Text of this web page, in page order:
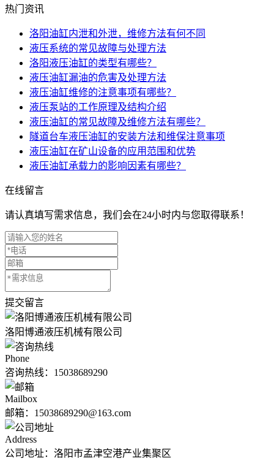
热门资讯
洛阳油缸内泄和外泄，维修方法有何不同
液压系统的常见故障与处理方法
洛阳液压油缸的类型有哪些？
液压油缸漏油的危害及处理方法
液压油缸维修的注意事项有哪些？
液压泵站的工作原理及结构介绍
液压油缸的常见故障及维修方法有哪些？
隧道台车液压油缸的安装方法和维保注意事项
液压油缸在矿山设备的应用范围和优势
液压油缸承载力的影响因素有哪些？
在线留言
请认真填写需求信息，我们会在24小时内与您取得联系！
提交留言
洛阳博通液压机械有限公司
Phone
咨询热线： 15038689290
Mailbox
邮箱：15038689290@163.com
Address
公司地址：洛阳市孟津空港产业集聚区